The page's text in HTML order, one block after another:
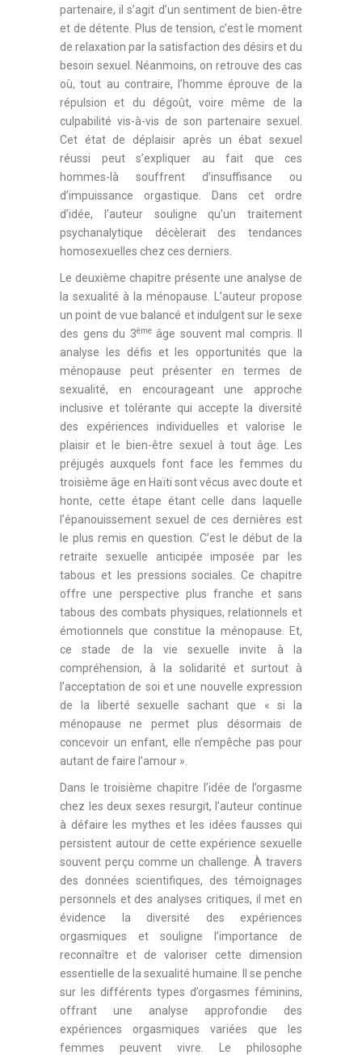
partenaire, il s’agit d’un sentiment de bien-être
et de détente. Plus de tension, c’est le moment
de relaxation par la satisfaction des désirs et du
besoin sexuel. Néanmoins, on retrouve des cas
où, tout au contraire, l’homme éprouve de la
répulsion et du dégoût, voire même de la
culpabilité vis-à-vis de son partenaire sexuel.
Cet état de déplaisir après un ébat sexuel
réussi peut s’expliquer au fait que ces
hommes-là souffrent d’insuffisance ou
d’impuissance orgastique. Dans cet ordre
d’idée, l’auteur souligne qu’un traitement
psychanalytique décèlerait des tendances
homosexuelles chez ces derniers.
Le deuxième chapitre présente une analyse de
la sexualité à la ménopause. L’auteur propose
un point de vue balancé et indulgent sur le sexe
des gens du 3èmeâge souvent mal compris. Il
analyse les défis et les opportunités que la
ménopause peut présenter en termes de
sexualité, en encourageant une approche
inclusive et tolérante qui accepte la diversité
des expériences individuelles et valorise le
plaisir et le bien-être sexuel à tout âge. Les
préjugés auxquels font face les femmes du
troisième âge en Haïti sont vécus avec doute et
honte, cette étape étant celle dans laquelle
l’épanouissement sexuel de ces dernières est
le plus remis en question. C’est le début de la
retraite sexuelle anticipée imposée par les
tabous et les pressions sociales. Ce chapitre
offre une perspective plus franche et sans
tabous des combats physiques, relationnels et
émotionnels que constitue la ménopause. Et,
ce stade de la vie sexuelle invite à la
compréhension, à la solidarité et surtout à
l’acceptation de soi et une nouvelle expression
de la liberté sexuelle sachant que « si la
ménopause ne permet plus désormais de
concevoir un enfant, elle n’empêche pas pour
autant de faire l’amour ».
Dans le troisième chapitre l’idée de l’orgasme
chez les deux sexes resurgit, l’auteur continue
à défaire les mythes et les idées fausses qui
persistent autour de cette expérience sexuelle
souvent perçu comme un challenge. À travers
des données scientifiques, des témoignages
personnels et des analyses critiques, il met en
évidence la diversité des expériences
orgasmiques et souligne l’importance de
reconnaître et de valoriser cette dimension
essentielle de la sexualité humaine. Il se penche
sur les différents types d’orgasmes féminins,
offrant une analyse approfondie des
expériences orgasmiques variées que les
femmes peuvent vivre. Le philosophe